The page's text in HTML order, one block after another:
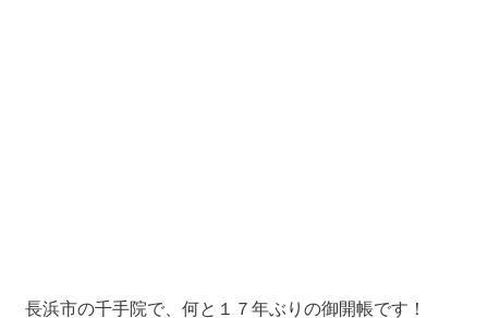
長浜市の千手院で、何と１７年ぶりの御開帳です！